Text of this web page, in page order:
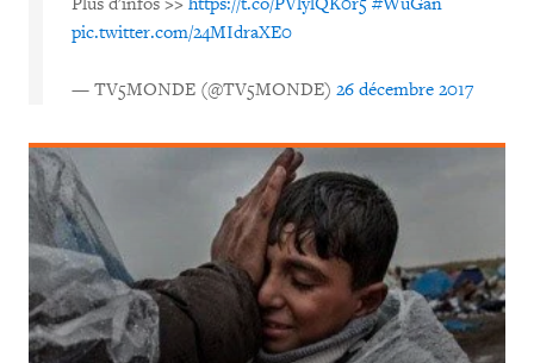
pic.twitter.com/24MIdraXE0
— TV5MONDE (@TV5MONDE) 26 décembre 2017